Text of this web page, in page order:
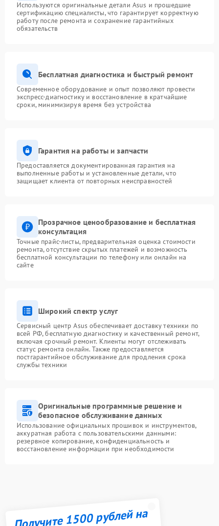
Используются оригинальные детали Asus и прошедшие
сертификацию специалисты, что гарантирует корректную
работу после ремонта и сохранение гарантийных
обязательств
Бесплатная диагностика и быстрый ремонт
Современное оборудование и опыт позволяют провести
экспресс-диагностику и восстановление в кратчайшие
сроки, минимизируя время без устройства
Гарантия на работы и запчасти
Предоставляется документированная гарантия на
выполненные работы и установленные детали, что
защищает клиента от повторных неисправностей
Прозрачное ценообразование и бесплатная
консультация
Точные прайс-листы, предварительная оценка стоимости
ремонта, отсутствие скрытых платежей и возможность
бесплатной консультации по телефону или онлайн на
сайте
Широкий спектр услуг
Сервисный центр Asus обеспечивает доставку техники по
всей РФ, бесплатную диагностику и качественный ремонт,
включая срочный ремонт. Клиенты могут отслеживать
статус ремонта онлайн. Также предоставляется
постгарантийное обслуживание для продления срока
службы техники
Оригинальные программные решение и
безопасное обслуживание данных
Использование официальных прошивок и инструментов,
аккуратная работа с пользовательскими данными:
резервное копирование, конфиденциальность и
восстановление информации при необходимости
Получите 1500 рублей на